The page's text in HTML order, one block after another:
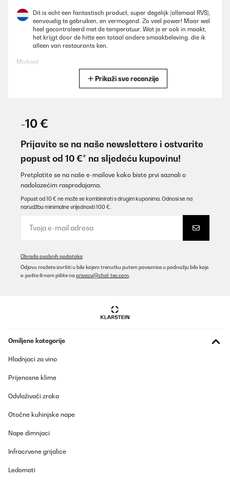
Dit is echt een fantastisch product, super degelijk (allemaal RVS),
eenvoudig te gebruiken, en vermogend. Zo veel power! Maar wel
heel gecontroleerd met de temperatuur. Wat je er ook in maakt,
het krijgt door de hitte een totaal andere smaakbeleving, die ik
alleen van restaurants ken.
Michael
Utilisateur d'Amazon
POTVRĐENI PREGLED
P e r f e t t o
Durch die Hitze von 800 Grad hat man innerhalb von 2 - 3
Kerntemperatur fertig gegart.Sehr gut ist, dass die Hitze von
und nicht brennt wie es bei Unterhitze passiert. Das Gerät ist
widerspricht sich in verschiedenen Punkten und sollte auf jeden
Preis ein prima Gerät.
Prikaži sve recenzije
-10 €
Prijavite se na naše newslettere i ostvarite
popust od 10 €* na sljedeću kupovinu!
Pretplatite se na naše e-mailove kako biste prvi saznali o
nadolazećim rasprodajama.
Popust od 10 € ne može se kombinirati s drugim kuponima. Odnosi se na
narudžbu minimalne vrijednosti 100 €.
Obrada osobnih podataka
Odjavu možete izvršiti u bilo kojem trenutku putem poveznice u podnožju bilo koje
e-pošte ili nam pišite na privacy@chal-tec.com
Omiljene kategorije
Hladnjaci za vino
Prijenosne klime
Odvlaživači zraka
Otočne kuhinjske nape
Nape dimnjaci
Infracrvene grijalice
Ledomati